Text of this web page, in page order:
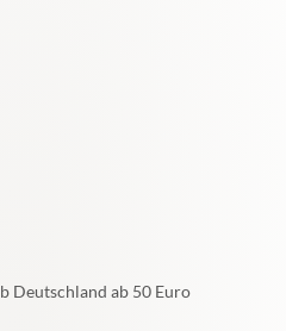
Deutschland ab 50 Euro